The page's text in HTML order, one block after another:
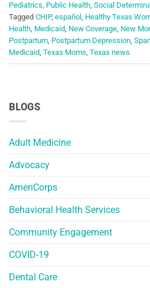
BLOGS
Adult Medicine
Advocacy
AmeriCorps
Behavioral Health Services
Community Engagement
COVID-19
Dental Care
Pediatrics, Public Health, Social
Tagged CHIP, español , Healthy Texas
Health, Medicaid, New Coverage, New
Postpartum, Postpartum Depression,
Medicaid, Texas Moms, Texas news